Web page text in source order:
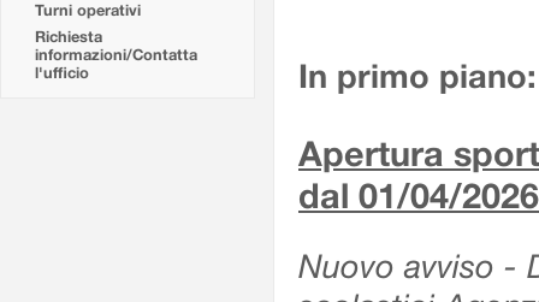
Turni operativi
Richiesta
informazioni/Contatta
l'ufficio
In primo piano:
Apertura
dal 01/04/2026
Nuovo avviso -